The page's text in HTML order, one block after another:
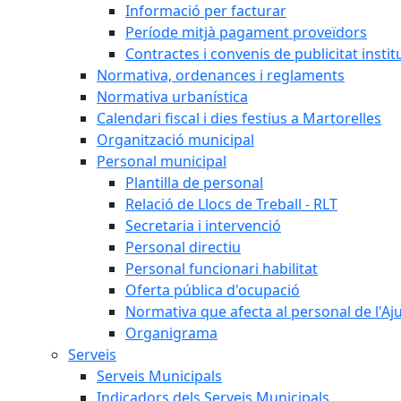
Informació per facturar
Període mitjà pagament proveïdors
Contractes i convenis de publicitat
Normativa, ordenances i reglaments
Normativa urbanística
Calendari fiscal i dies festius a Martorelles
Organització municipal
Personal municipal
Plantilla de personal
Relació de Llocs de Treball - RLT
Secretaria i intervenció
Personal directiu
Personal funcionari habilitat
Oferta pública d'ocupació
Normativa que afecta al personal de
Organigrama
Serveis
Serveis Municipals